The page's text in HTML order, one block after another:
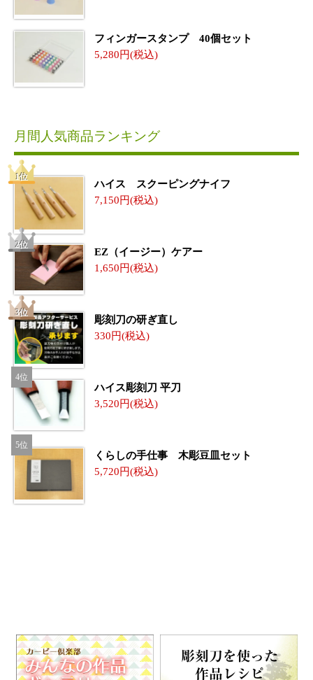
フィンガースタンプ 40個セット
5,280
月間人気商品ランキング
ハイス スクーピングナイフ
7,150
EZ（イージー）ケアー
1,650
彫刻刀の研ぎ直し
330
ハイス彫刻刀 平刀
3,520
くらしの手仕事 木彫豆皿セット
5,720